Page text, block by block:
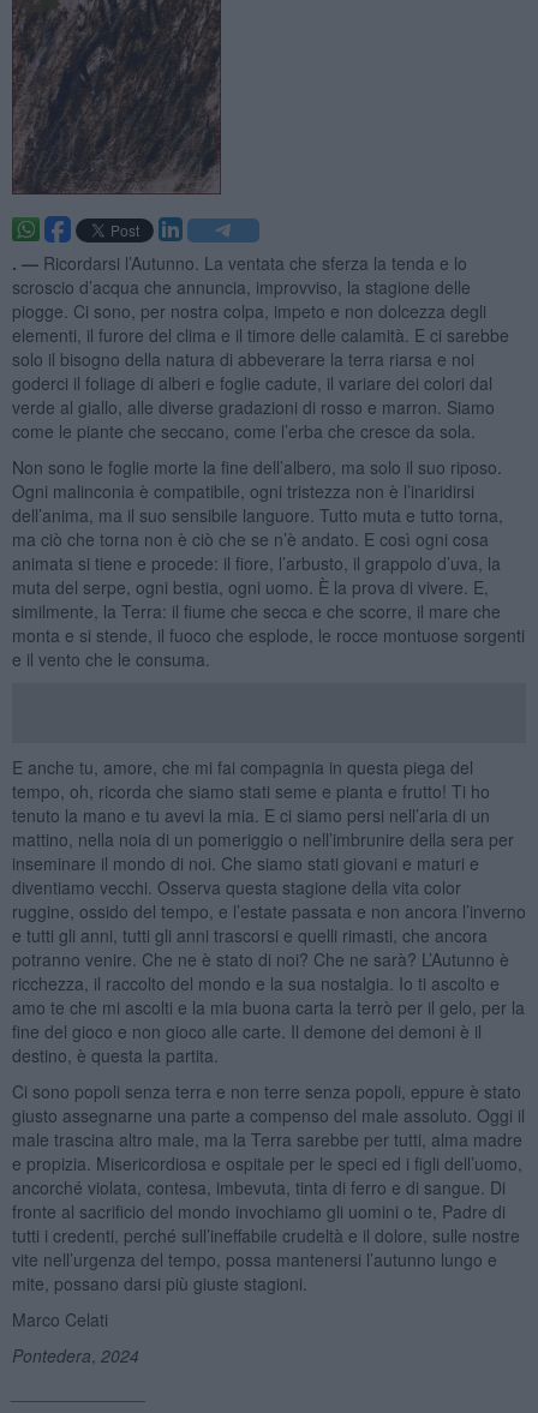
. — Ricordarsi l’Autunno. La ventata che sferza la tenda e lo
scroscio d’acqua che annuncia, improvviso, la stagione delle
piogge. Ci sono, per nostra colpa, impeto e non dolcezza degli
elementi, il furore del clima e il timore delle calamità. E ci sarebbe
solo il bisogno della natura di abbeverare la terra riarsa e noi
goderci il foliage di alberi e foglie cadute, il variare dei colori dal
verde al giallo, alle diverse gradazioni di rosso e marron. Siamo
come le piante che seccano, come l’erba che cresce da sola.
Non sono le foglie morte la fine dell’albero, ma solo il suo riposo.
Ogni malinconia è compatibile, ogni tristezza non è l’inaridirsi
dell’anima, ma il suo sensibile languore. Tutto muta e tutto torna,
ma ciò che torna non è ciò che se n’è andato. E così ogni cosa
animata si tiene e procede: il fiore, l’arbusto, il grappolo d’uva, la
muta del serpe, ogni bestia, ogni uomo. È la prova di vivere. E,
similmente, la Terra: il fiume che secca e che scorre, il mare che
monta e si stende, il fuoco che esplode, le rocce montuose sorgenti
e il vento che le consuma.
E anche tu, amore, che mi fai compagnia in questa piega del
tempo, oh, ricorda che siamo stati seme e pianta e frutto! Ti ho
tenuto la mano e tu avevi la mia. E ci siamo persi nell’aria di un
mattino, nella noia di un pomeriggio o nell’imbrunire della sera per
inseminare il mondo di noi. Che siamo stati giovani e maturi e
diventiamo vecchi. Osserva questa stagione della vita color
ruggine, ossido del tempo, e l’estate passata e non ancora l’inverno
e tutti gli anni, tutti gli anni trascorsi e quelli rimasti, che ancora
potranno venire. Che ne è stato di noi? Che ne sarà? L’Autunno è
ricchezza, il raccolto del mondo e la sua nostalgia. Io ti ascolto e
amo te che mi ascolti e la mia buona carta la terrò per il gelo, per la
fine del gioco e non gioco alle carte. Il demone dei demoni è il
destino, è questa la partita.
Ci sono popoli senza terra e non terre senza popoli, eppure è stato
giusto assegnarne una parte a compenso del male assoluto. Oggi il
male trascina altro male, ma la Terra sarebbe per tutti, alma madre
e propizia. Misericordiosa e ospitale per le speci ed i figli dell’uomo,
ancorché violata, contesa, imbevuta, tinta di ferro e di sangue. Di
fronte al sacrificio del mondo invochiamo gli uomini o te, Padre di
tutti i credenti, perché sull’ineffabile crudeltà e il dolore, sulle nostre
vite nell’urgenza del tempo, possa mantenersi l’autunno lungo e
mite, possano darsi più giuste stagioni.
Marco Celati
Pontedera 2024